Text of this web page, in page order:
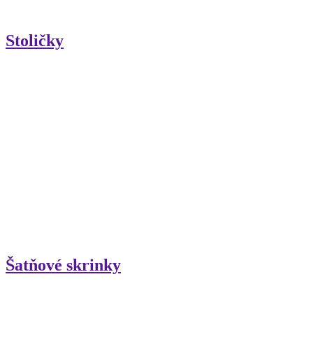
Stoličky
Šatňové skrinky